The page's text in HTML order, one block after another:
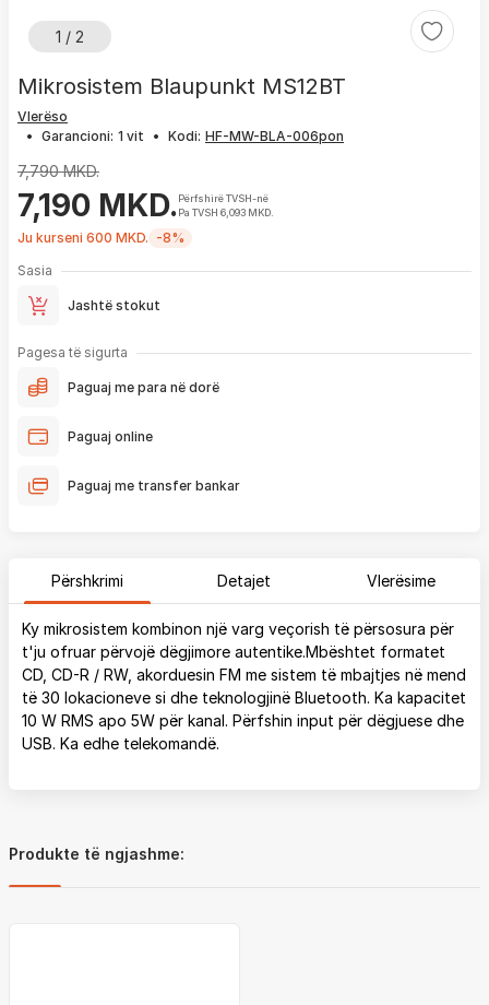
1 / 2
Mikrosistem Blaupunkt MS12BT
Vlerëso
• Garancioni: 1 vit • Kodi:
7,790 MKD.
7,190 MKD.Përfshirë TVSH-në
Pa TVSH 6,093 MKD.
Ju kurseni 600 MKD. -8%
Sasia
Jashtë stokut
Pagesa të sigurta
Paguaj me para në dorë
Paguaj online
Paguaj me transfer bankar
Përshkrimi Detajet Vlerësime
Ky mikrosistem kombinon një varg veçorish të përsosura për
t'ju ofruar përvojë dëgjimore autentike.Mbështet formatet
CD, CD-R / RW, akorduesin FM me sistem të mbajtjes në mend
të 30 lokacioneve si dhe teknologjinë Bluetooth. Ka kapacitet
10 W RMS apo 5W për kanal. Përfshin input për dëgjuese dhe
USB. Ka edhe telekomandë.
Produkte të ngjashme: